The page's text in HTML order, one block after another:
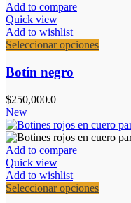
Add to compare
Quick view
Add to wishlist
Seleccionar opcionesEste
se
pueden
la
página
Botín negro
$250,000.0
New
Add to compare
Quick view
Add to wishlist
Seleccionar opcionesEste